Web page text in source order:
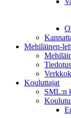
Mehiläinen-
Kouluttajat
SML:n